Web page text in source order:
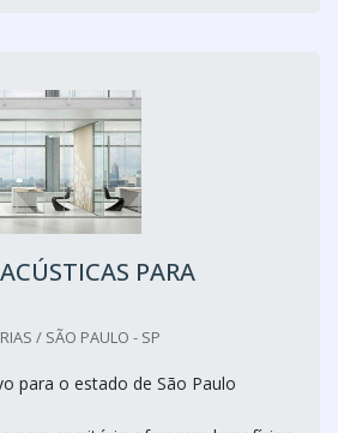
PARA
/ SÃO PAULO - SP
para o estado de São Paulo